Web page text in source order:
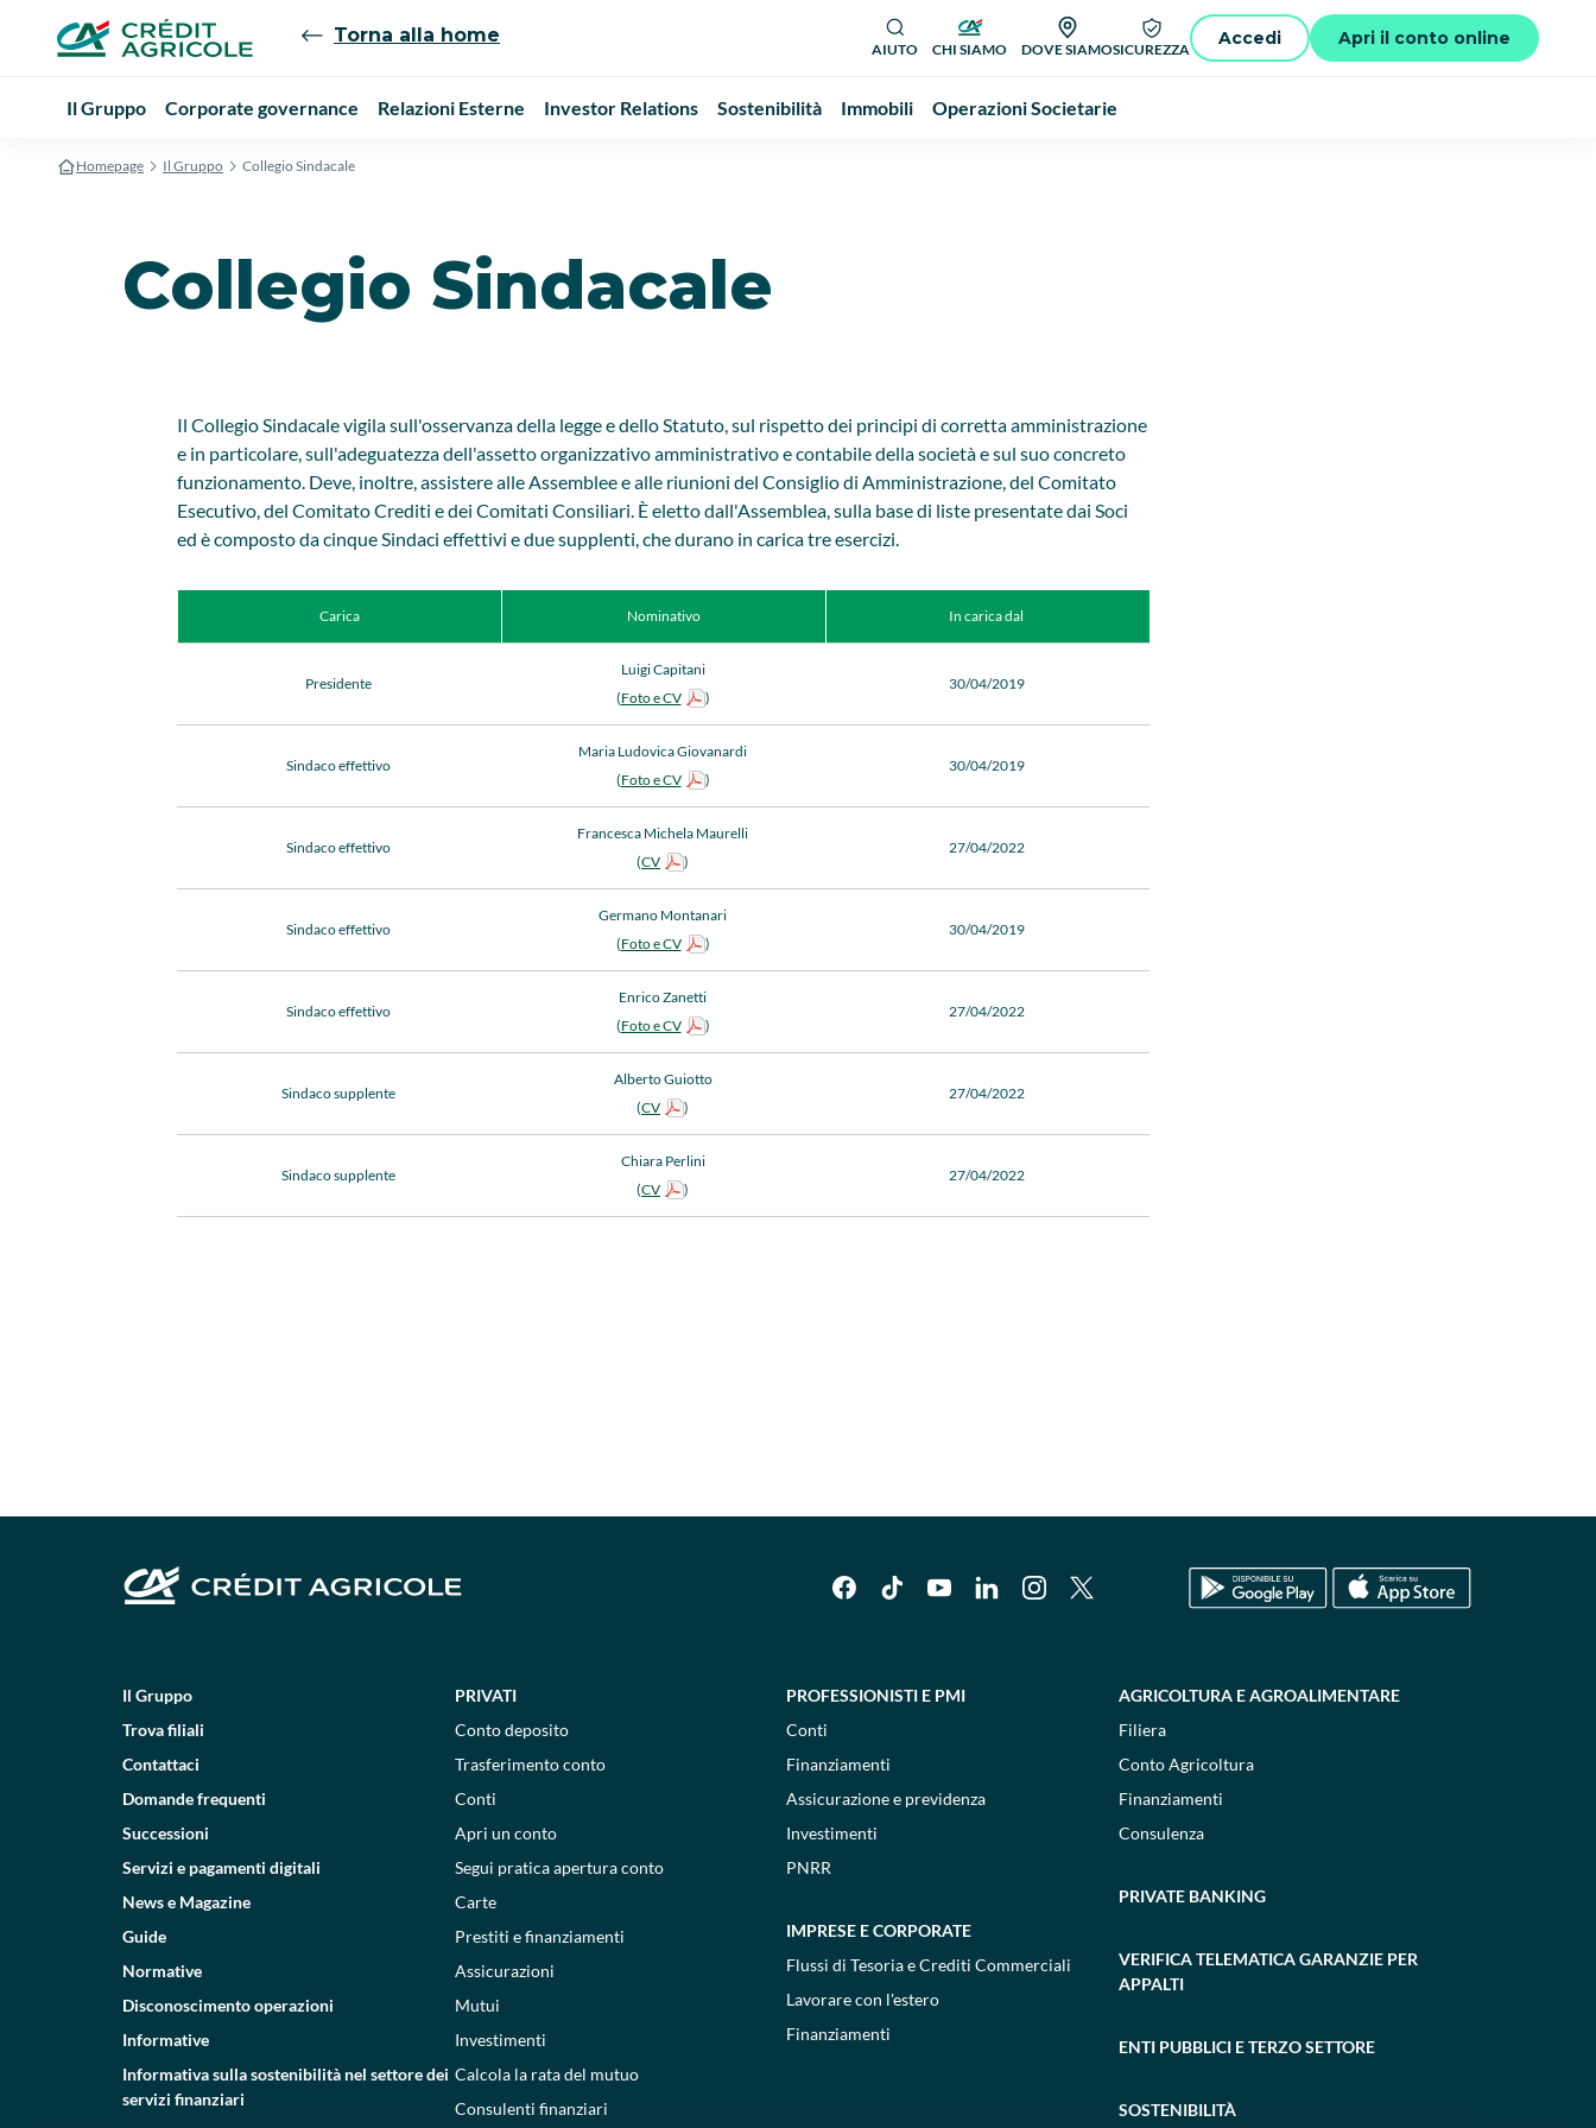
Torna alla home
AIUTO CHI SIAMO DOVE SIAMOSICUREZZA
Accedi Apri il conto online
Il Gruppo Corporate governance Relazioni Esterne Investor Relations Sostenibilità Immobili Operazioni Societarie
Homepage Il Gruppo Collegio Sindacale
Collegio Sindacale
Il Collegio Sindacale vigila sull'osservanza della legge e dello Statuto, sul rispetto dei principi di corretta amministrazione
e in particolare, sull'adeguatezza dell'assetto organizzativo amministrativo e contabile della società e sul suo concreto
funzionamento. Deve, inoltre, assistere alle Assemblee e alle riunioni del Consiglio di Amministrazione, del Comitato
Esecutivo, del Comitato Crediti e dei Comitati Consiliari. È eletto dall'Assemblea, sulla base di liste presentate dai Soci
ed è composto da cinque Sindaci effettivi e due supplenti, che durano in carica tre esercizi.
Carica Nominativo In carica dal
Presidente
Luigi Capitani
(Foto e CV )
30/04/2019
Sindaco effettivo
Maria Ludovica Giovanardi
(Foto e CV )
30/04/2019
Sindaco effettivo
Francesca Michela Maurelli
(CV )
27/04/2022
Sindaco effettivo
Germano Montanari
(Foto e CV )
30/04/2019
Sindaco effettivo
Enrico Zanetti
(Foto e CV )
27/04/2022
Sindaco supplente
Alberto Guiotto
(CV )
27/04/2022
Sindaco supplente
Chiara Perlini
(CV )
27/04/2022
Il Gruppo
Trova filiali
Contattaci
Domande frequenti
Successioni
Servizi e pagamenti digitali
News e Magazine
Guide
Normative
Disconoscimento operazioni
Informative
Informativa sulla sostenibilità nel settore dei
servizi finanziari
PRIVATI
Conto deposito
Trasferimento conto
Conti
Apri un conto
Segui pratica apertura conto
Carte
Prestiti e finanziamenti
Assicurazioni
Mutui
Investimenti
Calcola la rata del mutuo
Consulenti finanziari
PROFESSIONISTI E PMI
Conti
Finanziamenti
Assicurazione e previdenza
Investimenti
PNRR
IMPRESE E CORPORATE
Flussi di Tesoria e Crediti Commerciali
Lavorare con l'estero
Finanziamenti
AGRICOLTURA E AGROALIMENTARE
Filiera
Conto Agricoltura
Finanziamenti
Consulenza
PRIVATE BANKING
VERIFICA TELEMATICA GARANZIE PER
APPALTI
ENTI PUBBLICI E TERZO SETTORE
SOSTENIBILITÀ